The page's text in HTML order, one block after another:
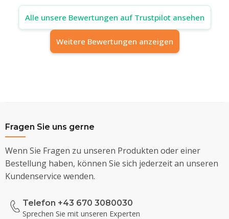
Alle unsere Bewertungen auf Trustpilot ansehen
Weitere Bewertungen anzeigen
Fragen Sie uns gerne
Wenn Sie Fragen zu unseren Produkten oder einer
Bestellung haben, können Sie sich jederzeit an unseren
Kundenservice wenden.
Telefon +43 670 3080030
Sprechen Sie mit unseren Experten